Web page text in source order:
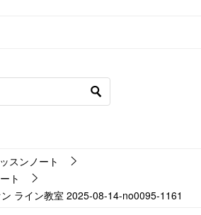
スンノート
ト
ン ライン教室 2025-08-14-no0095-1161